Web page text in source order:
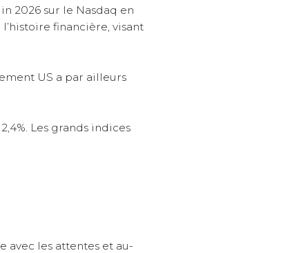
2026 sur le Nasdaq en
financière, visant
US a par ailleurs
Les grands indices
avec les attentes et au-